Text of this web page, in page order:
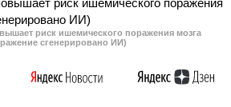
риск ишемического поражения мозга
сгенерировано ИИ)